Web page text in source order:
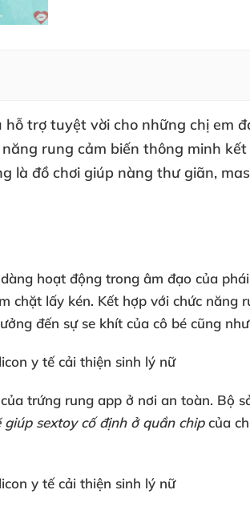
trợ tuyệt vời cho những chị em
năng rung cảm biến thông minh
là đồ chơi giúp nàng thư giãn,
hoạt động trong âm đạo của
chặt lấy kén. Kết hợp với chức năng
đến sự se khít của cô bé cũng
của trứng rung app ở nơi an toàn. Bộ
giúp sextoy cố định ở quần chip của